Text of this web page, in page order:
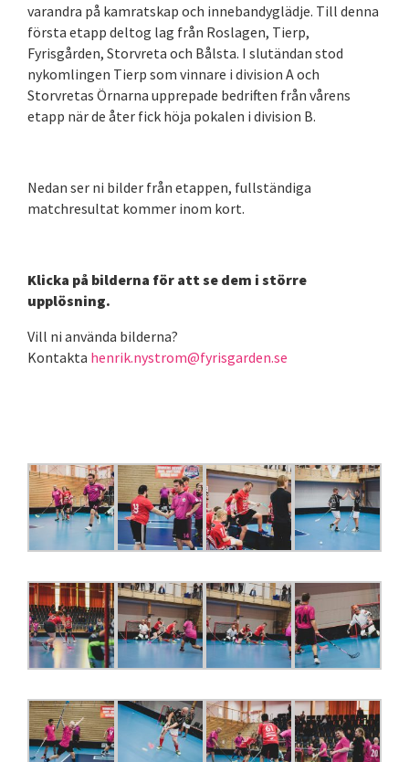
varandra på kamratskap och innebandyglädje. Till denna
första etapp deltog lag från Roslagen, Tierp,
Fyrisgården, Storvreta och Bålsta. I slutändan stod
nykomlingen Tierp som vinnare i division A och
Storvretas Örnarna upprepade bedriften från vårens
etapp när de åter fick höja pokalen i division B.
Nedan ser ni bilder från etappen, fullständiga
matchresultat kommer inom kort.
Klicka på bilderna för att se dem i större
upplösning.
Vill ni använda bilderna?
Kontakta henrik.nystrom@fyrisgarden.se